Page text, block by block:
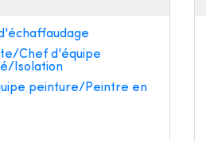
Chef d'équipe
Isolation
peinture/Peintre en